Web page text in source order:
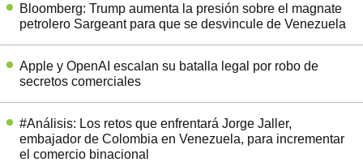
Bloomberg: Trump aumenta la presión sobre el magnate
petrolero Sargeant para que se desvincule de Venezuela
Apple y OpenAI escalan su batalla legal por robo de
secretos comerciales
#Análisis: Los retos que enfrentará Jorge Jaller,
embajador de Colombia en Venezuela, para incrementar
el comercio binacional